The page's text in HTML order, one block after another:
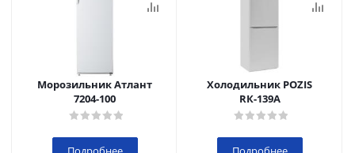
Морозильник Атлант
7204-100
Холодильник POZIS
RК-139А